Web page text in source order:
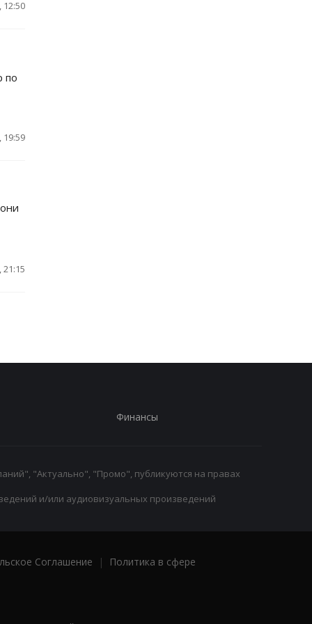
12:50
по
19:59
Финансы
"Актуально", "Промо", публикуются на правах
и/или аудиовизуальных произведений
Соглашение |
Политика в сфере